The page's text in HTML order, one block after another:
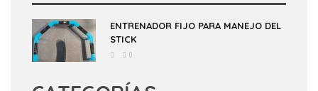
ENTRENADOR FIJO PARA MANEJO DEL
STICK
0